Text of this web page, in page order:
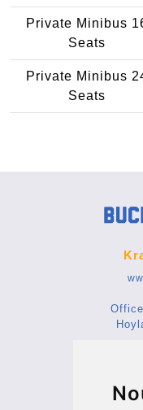
Private Minibus
Seats
Private Minibus
Seats